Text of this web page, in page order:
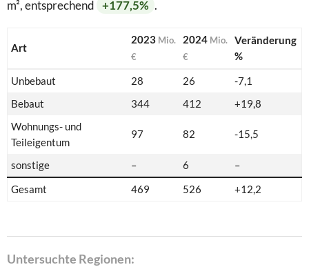
m², entsprechend +177,5% .
Art
2023 Mio.
€
2024 Mio.
€
Veränderung
%
Unbebaut
28 26
-7,1
Bebaut
344 412
+19,8
Wohnungs- und
Teileigentum
97 82 -15,5
sonstige – 6
–
Gesamt
469 526 +12,2
Untersuchte Regionen: